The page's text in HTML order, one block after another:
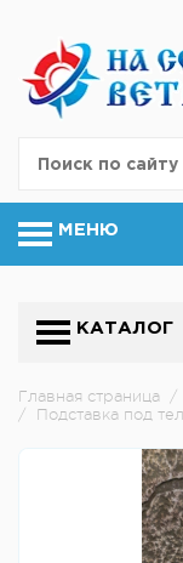
МЕНЮ
КАТАЛОГ
Главная страница /
/
Подставка под